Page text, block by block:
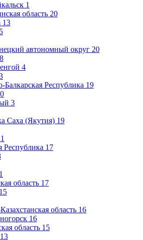
1
область 20
13
5
автономный округ 20
8
4
Балкарская Республика 19
3
Саха (Якутия) 19
1
Республика 17
1
область 17
15
область 16
16
область 15
13